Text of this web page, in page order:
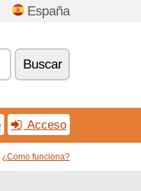
España
Buscar
Acceso
¿Como funciona?